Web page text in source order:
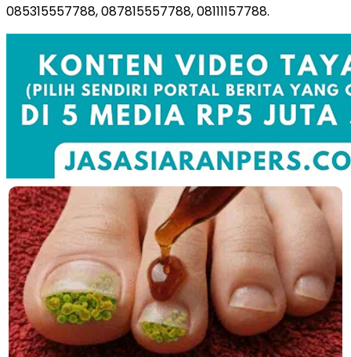
085315557788, 087815557788, 08111157788.